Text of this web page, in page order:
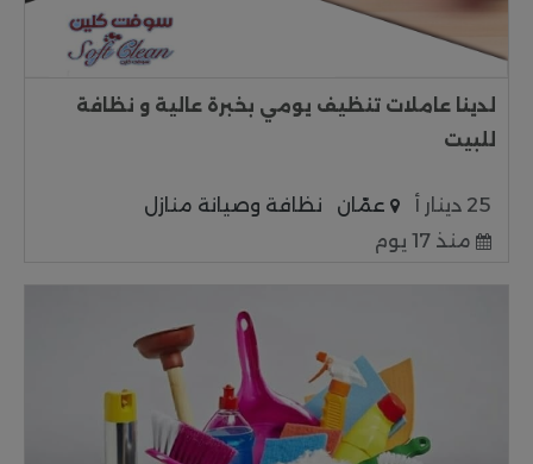
لدينا عاملات تنظيف يومي بخبرة عالية و نظافة
للبيت
25 دينار أ عمّان
نظافة وصيانة منازل
منذ 17 يوم